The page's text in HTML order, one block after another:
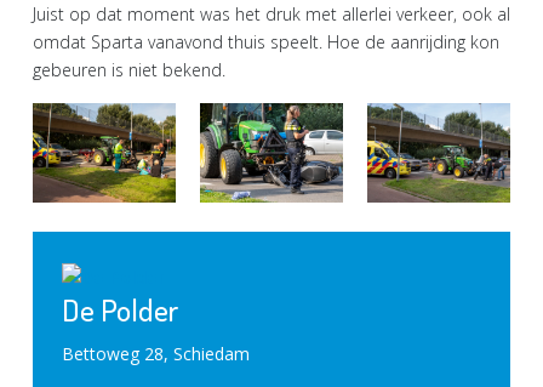
Juist op dat moment was het druk met allerlei verkeer, ook al
omdat Sparta vanavond thuis speelt. Hoe de aanrijding kon
gebeuren is niet bekend.
De Polder
Bettoweg 28, Schiedam